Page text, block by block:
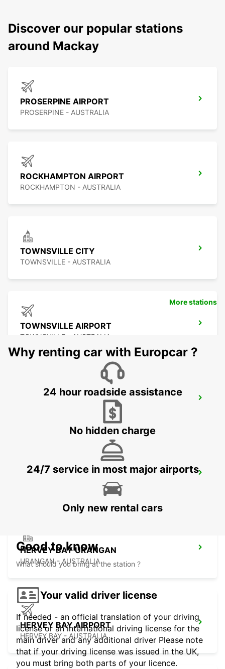
Discover our popular stations
around Mackay
PROSERPINE AIRPORT
PROSERPINE - AUSTRALIA
ROCKHAMPTON AIRPORT
ROCKHAMPTON - AUSTRALIA
TOWNSVILLE CITY
TOWNSVILLE - AUSTRALIA
TOWNSVILLE AIRPORT
TOWNSVILLE - AUSTRALIA
CAIRNS CITY
HERVEY BAY URANGAN
URANGAN - AUSTRALIA
HERVEY BAY AIRPORT
HERVEY BAY - AUSTRALIA
More stations
Why renting car with Europcar ?
24 hour roadside assistance
No hidden charge
24/7 service in most major airports
Only new rental cars
Good to know
What should you bring at the station ?
Your valid driver license
If needed - an official translation of your driving
license or an international driving license for the
main driver and any additional driver Please note
that if your driving license was issued in the UK,
you must bring both parts of your licence.